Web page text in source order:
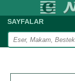
SAYFALAR